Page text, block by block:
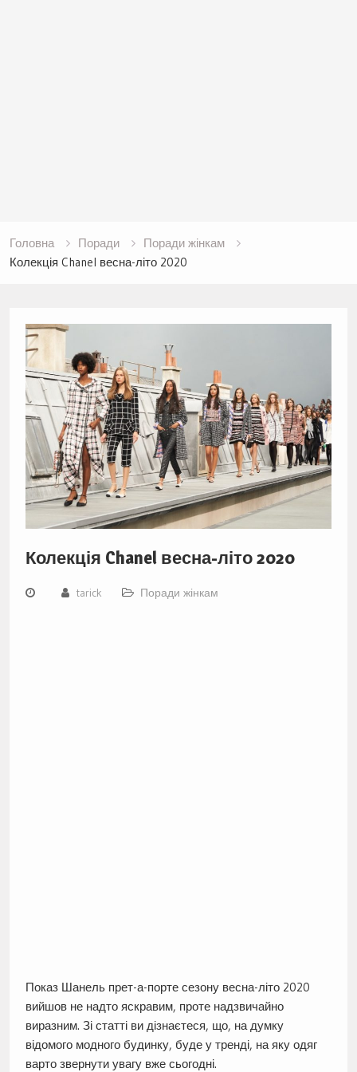
Головна Поради
Поради жінкам
Колекція Chanel весна-літо 2020
Колекція Chanel весна-літо 2020
tarick Поради жінкам
Показ Шанель прет-а-порте сезону весна-літо 2020
вийшов не надто яскравим, проте надзвичайно
виразним. Зі статті ви дізнаєтеся, що, на думку
відомого модного будинку, буде у тренді, на яку одяг
варто звернути увагу вже сьогодні.